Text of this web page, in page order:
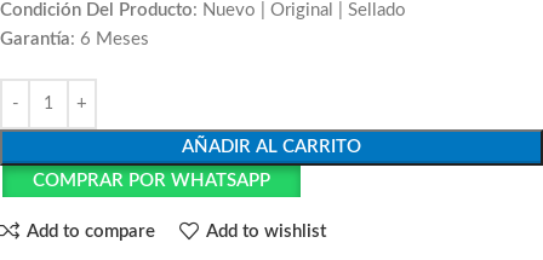
Condición Del Producto: Nuevo | Original | Sellado
Garantía: 6 Meses
AÑADIR AL CARRITO
COMPRAR POR WHATSAPP
Add to compare Add to wishlist